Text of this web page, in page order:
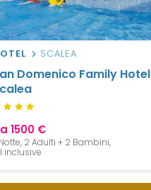
SCALEA
Domenico Family Hotel
1500 €
2 Adulti + 2 Bambini,
inclusive